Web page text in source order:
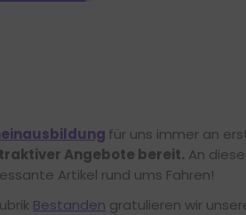
für uns immer an
Angebote bereit. An
Artikel rund ums Fahren!
Bestanden gratulieren wir